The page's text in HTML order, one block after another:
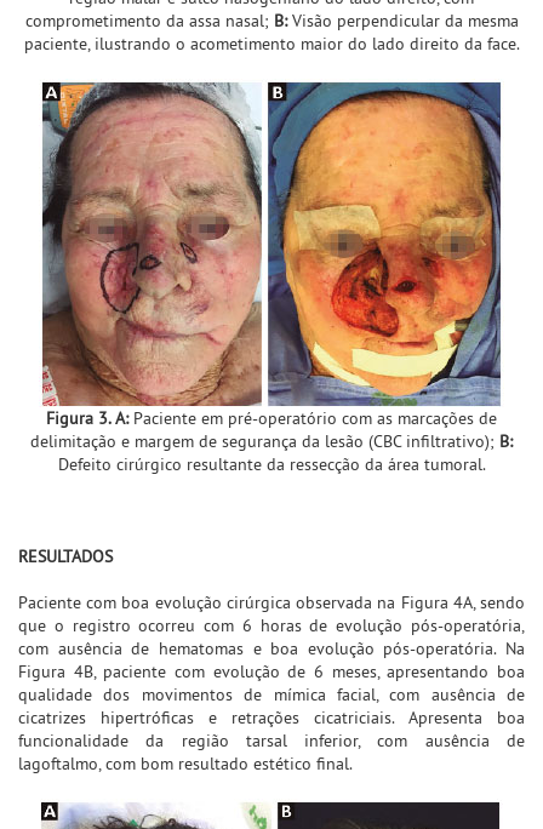
comprometimento da assa nasal; B:Visão perpendicular da mesma
paciente, ilustrando o acometimento maior do lado direito da face.
Figura 3. A:Paciente em pré-operatório com as marcações de
delimitação e margem de segurança da lesão (CBC infiltrativo); B:
Defeito cirúrgico resultante da ressecção da área tumoral.
RESULTADOS
Paciente com boa evolução cirúrgica observada na Figura 4A, sendo
que o registro ocorreu com 6 horas de evolução pós-operatória,
com ausência de hematomas e boa evolução pós-operatória. Na
Figura 4B, paciente com evolução de 6 meses, apresentando boa
qualidade dos movimentos de mímica facial, com ausência de
cicatrizes hipertróficas e retrações cicatriciais. Apresenta boa
funcionalidade da região tarsal inferior, com ausência de
lagoftalmo, com bom resultado estético final.